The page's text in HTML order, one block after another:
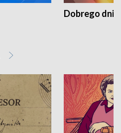
Dobrego dnia